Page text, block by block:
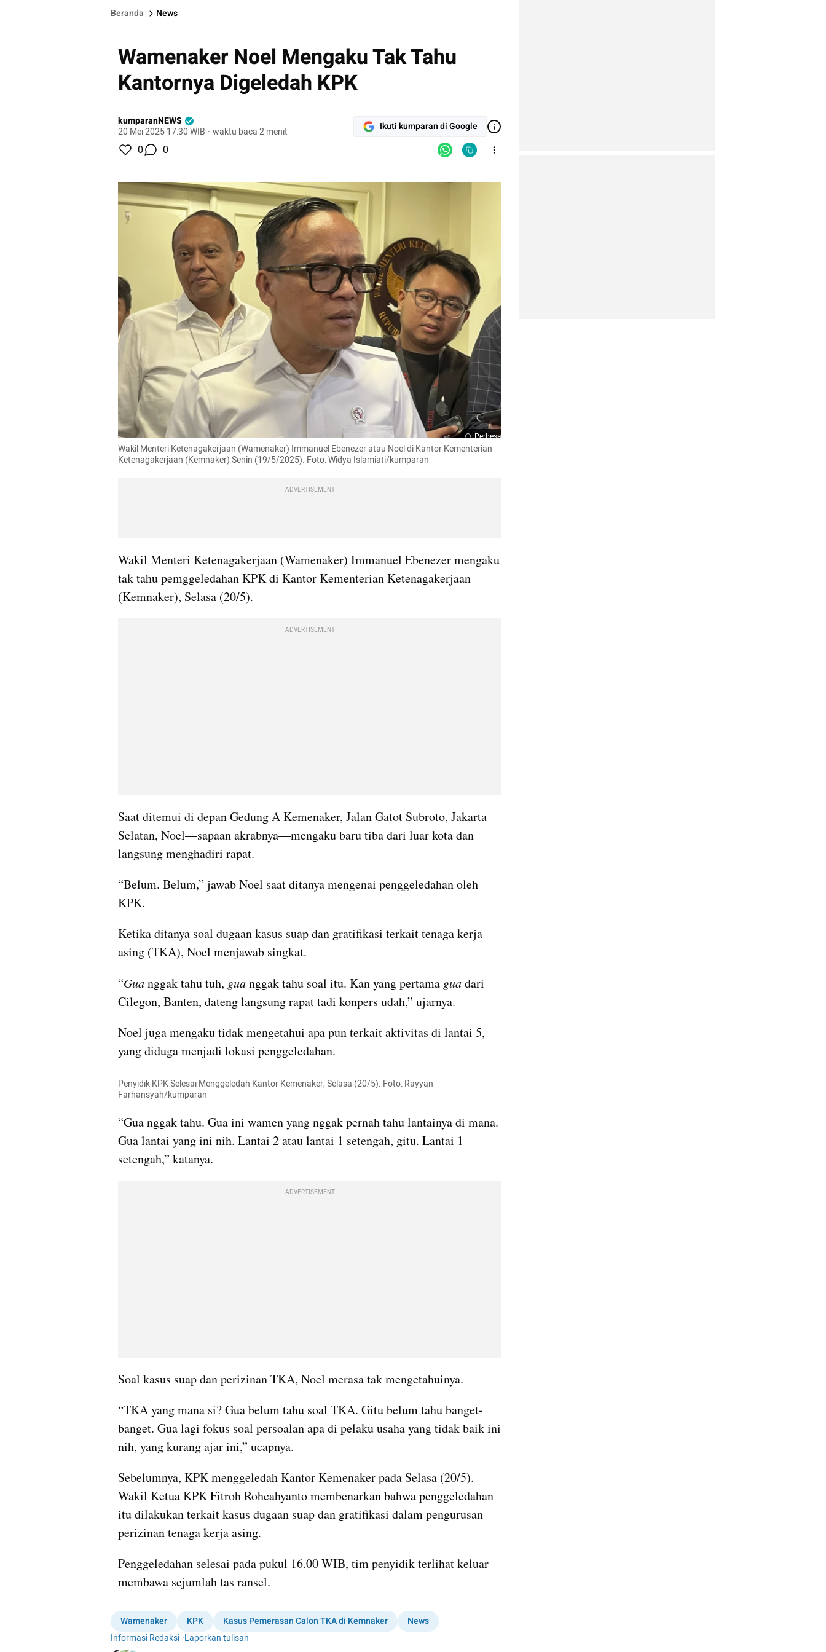
Beranda News
Wamenaker Noel Mengaku Tak Tahu
Kantornya Digeledah KPK
kumparanNEWS
20 Mei 2025 17:30 WIB · waktu baca 2 menit Ikuti kumparan di Google
0 0
Perbesar
Wakil Menteri Ketenagakerjaan (Wamenaker) Immanuel Ebenezer atau Noel di Kantor Kementerian
Ketenagakerjaan (Kemnaker) Senin (19/5/2025). Foto: Widya Islamiati/kumparan
ADVERTISEMENT
Wakil Menteri Ketenagakerjaan (Wamenaker) Immanuel Ebenezer mengaku
tak tahu pemggeledahan KPK di Kantor Kementerian Ketenagakerjaan
(Kemnaker), Selasa (20/5).
ADVERTISEMENT
Saat ditemui di depan Gedung A Kemenaker, Jalan Gatot Subroto, Jakarta
Selatan, Noel—sapaan akrabnya—mengaku baru tiba dari luar kota dan
langsung menghadiri rapat.
“Belum. Belum,” jawab Noel saat ditanya mengenai penggeledahan oleh
KPK.
Ketika ditanya soal dugaan kasus suap dan gratifikasi terkait tenaga kerja
asing (TKA), Noel menjawab singkat.
“Gua nggak tahu tuh, gua nggak tahu soal itu. Kan yang pertama gua dari
Cilegon, Banten, dateng langsung rapat tadi konpers udah,” ujarnya.
Noel juga mengaku tidak mengetahui apa pun terkait aktivitas di lantai 5,
yang diduga menjadi lokasi penggeledahan.
Penyidik KPK Selesai Menggeledah Kantor Kemenaker, Selasa (20/5). Foto: Rayyan
Farhansyah/kumparan
“Gua nggak tahu. Gua ini wamen yang nggak pernah tahu lantainya di mana.
Gua lantai yang ini nih. Lantai 2 atau lantai 1 setengah, gitu. Lantai 1
setengah,” katanya.
ADVERTISEMENT
Soal kasus suap dan perizinan TKA, Noel merasa tak mengetahuinya.
“TKA yang mana si? Gua belum tahu soal TKA. Gitu belum tahu banget-
banget. Gua lagi fokus soal persoalan apa di pelaku usaha yang tidak baik ini
nih, yang kurang ajar ini,” ucapnya.
Sebelumnya, KPK menggeledah Kantor Kemenaker pada Selasa (20/5).
Wakil Ketua KPK Fitroh Rohcahyanto membenarkan bahwa penggeledahan
itu dilakukan terkait kasus dugaan suap dan gratifikasi dalam pengurusan
perizinan tenaga kerja asing.
Penggeledahan selesai pada pukul 16.00 WIB, tim penyidik terlihat keluar
membawa sejumlah tas ransel.
Wamenaker KPK Kasus Pemerasan Calon TKA di Kemnaker
News
Informasi Redaksi ·Laporkan tulisan